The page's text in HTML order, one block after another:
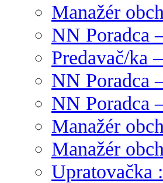
Manažér
NN Poradca
Predavač/ka
NN Poradca
NN Poradca
Manažér
Manažér
Upratovačka